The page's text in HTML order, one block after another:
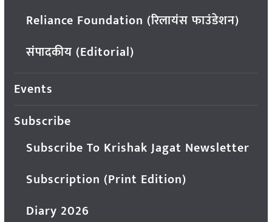
Reliance Foundation (रिलायंस फाउंडेशन)
संपादकीय (Editorial)
Events
Subscribe
Subscribe To Krishak Jagat Newsletter
Subscription (Print Edition)
Diary 2026